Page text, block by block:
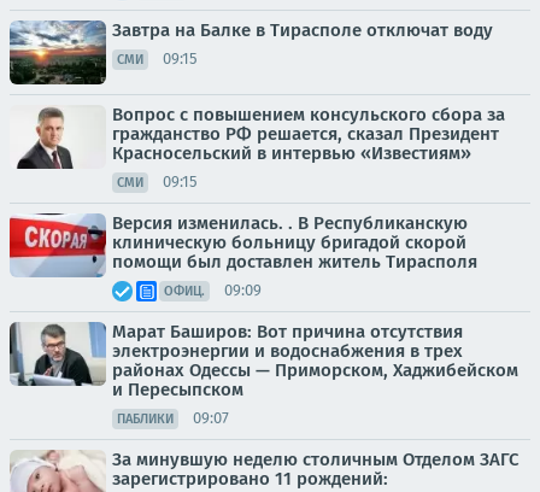
Завтра на Балке в Тирасполе отключат воду
СМИ 09:15
Вопрос с повышением консульского сбора за
гражданство РФ решается, сказал Президент
Красносельский в интервью «Известиям»
СМИ 09:15
Версия изменилась. . В Республиканскую
клиническую больницу бригадой скорой
помощи был доставлен житель Тирасполя
ОФИЦ. 09:09
Марат Баширов: Вот причина отсутствия
электроэнергии и водоснабжения в трех
районах Одессы — Приморском, Хаджибейском
и Пересыпском
ПАБЛИКИ 09:07
За минувшую неделю столичным Отделом ЗАГС
зарегистрировано 11 рождений: